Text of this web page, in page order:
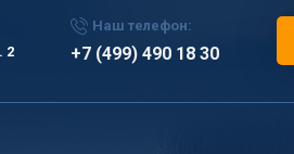
2
Наш телефон:
+7 (499) 490 18 30